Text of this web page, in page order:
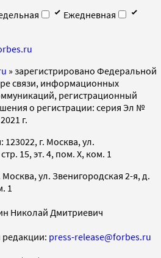
Ежедневная
» зарегистрировано Федеральной
связи, информационных
регистрационный
о регистрации: серия Эл №
г.
г. Москва, ул.
15, эт. 4, пом. X, ком. 1
ул. Звенигородская 2-я, д.
1
Николай Дмитриевич
press-release@forbes.ru